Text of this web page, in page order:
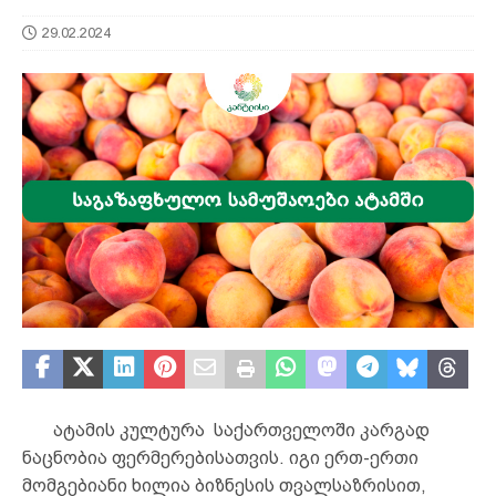
29.02.2024
ატამის კულტურა საქართველოში კარგად
ნაცნობია ფერმერებისათვის. იგი ერთ-ერთი
მომგებიანი ხილია ბიზნესის თვალსაზრისით,